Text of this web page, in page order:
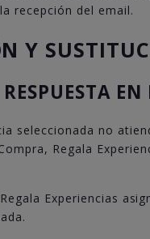
recepción del email.
Y
EN
seleccionada no
Regala
Experiencias